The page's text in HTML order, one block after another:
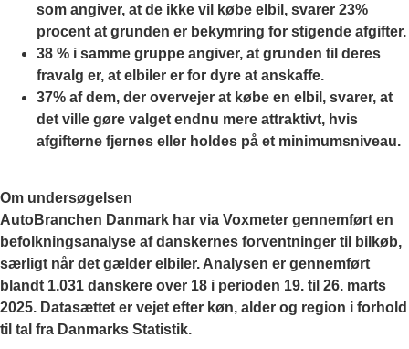
som angiver, at de ikke vil købe elbil, svarer 23%
procent at grunden er bekymring for stigende afgifter.
38 % i samme gruppe angiver, at grunden til deres
fravalg er, at elbiler er for dyre at anskaffe.
37% af dem, der overvejer at købe en elbil, svarer, at
det ville gøre valget endnu mere attraktivt, hvis
afgifterne fjernes eller holdes på et minimumsniveau.
Om undersøgelsen
AutoBranchen Danmark har via Voxmeter gennemført en
befolkningsanalyse af danskernes forventninger til bilkøb,
særligt når det gælder elbiler. Analysen er gennemført
blandt 1.031 danskere over 18 i perioden 19. til 26. marts
2025. Datasættet er vejet efter køn, alder og region i forhold
til tal fra Danmarks Statistik.